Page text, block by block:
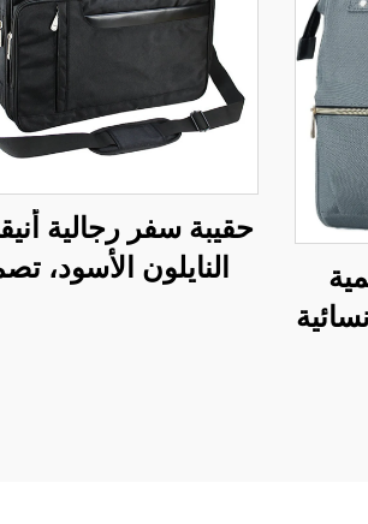
الجنسين
حقيبة سفر رجالية
النايلون الأسود،